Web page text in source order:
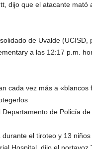
dijo que el atacante mató
de Uvalde
a las 12:17 p.m.
cada vez más a «blancos
de Policía de
el tiroteo y 13